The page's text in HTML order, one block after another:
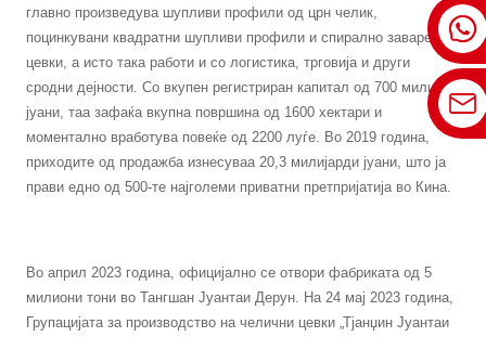
главно произведува шупливи профили од црн челик,
поцинкувани квадратни шупливи профили и спирално заварени
цевки, а исто така работи и со логистика, трговија и други
сродни дејности. Со вкупен регистриран капитал од 700 милиони
јуани, таа зафаќа вкупна површина од 1600 хектари и
моментално вработува повеќе од 2200 луѓе. Во 2019 година,
приходите од продажба изнесуваа 20,3 милијарди јуани, што ја
прави едно од 500-те најголеми приватни претпријатија во Кина.
Во април 2023 година, официјално се отвори фабриката од 5
милиони тони во Тангшан Јуантаи Дерун. На 24 мај 2023 година,
Групацијата за производство на челични цевки „Тјанџин Јуантаи